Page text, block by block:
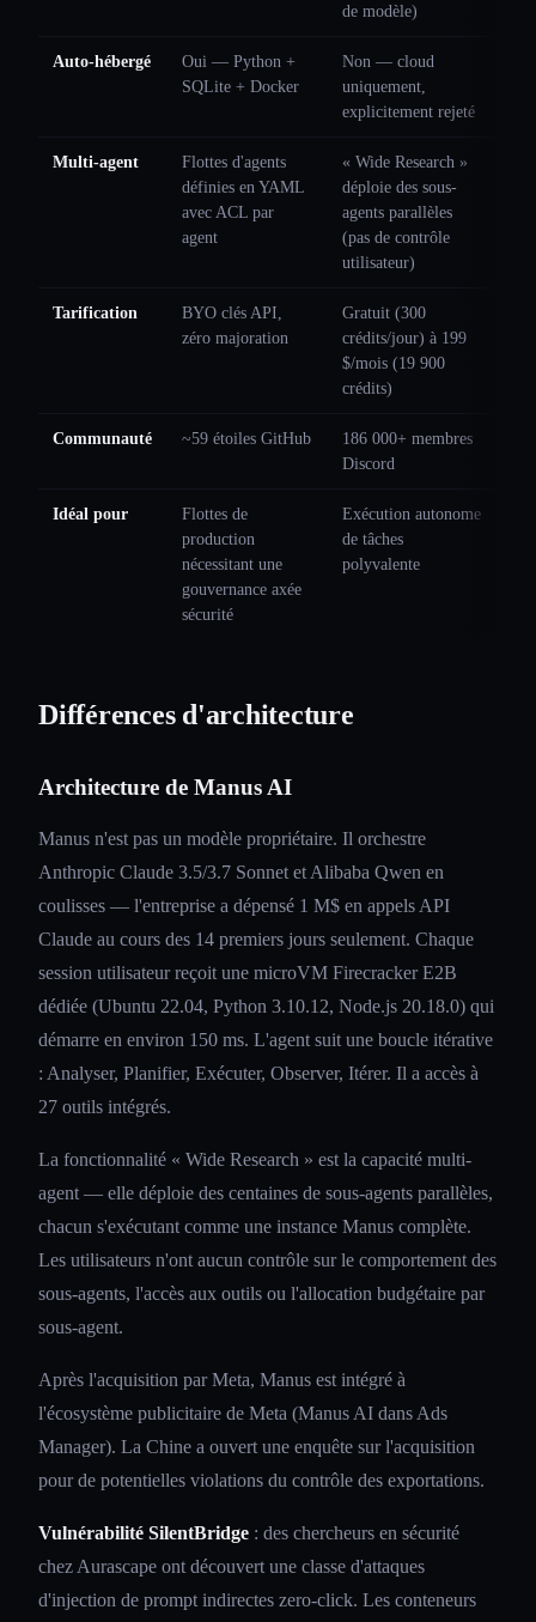
de modèle)
Auto-hébergé
Oui — Python +
SQLite + Docker
Non — cloud
uniquement,
explicitement rejeté
Multi-agent
Flottes d'agents
définies en YAML
avec ACL par
agent
« Wide Research »
déploie des sous-
agents parallèles
(pas de contrôle
utilisateur)
Tarification
BYO clés API,
zéro majoration
Gratuit (300
crédits/jour) à 199
$/mois (19 900
crédits)
Communauté ~59 étoiles GitHub
186 000+ membres
Discord
Idéal pour
Flottes de
production
nécessitant une
gouvernance axée
sécurité
Exécution autonome
de tâches
polyvalente
Différences d'architecture
Architecture de Manus AI
Manus n'est pas un modèle propriétaire. Il orchestre
Anthropic Claude 3.5/3.7 Sonnet et Alibaba Qwen en
coulisses — l'entreprise a dépensé 1 M$ en appels API
Claude au cours des 14 premiers jours seulement. Chaque
session utilisateur reçoit une microVM Firecracker E2B
dédiée (Ubuntu 22.04, Python 3.10.12, Node.js 20.18.0) qui
démarre en environ 150 ms. L'agent suit une boucle itérative
: Analyser, Planifier, Exécuter, Observer, Itérer. Il a accès à
27 outils intégrés.
La fonctionnalité « Wide Research » est la capacité multi-
agent — elle déploie des centaines de sous-agents parallèles,
chacun s'exécutant comme une instance Manus complète.
Les utilisateurs n'ont aucun contrôle sur le comportement des
sous-agents, l'accès aux outils ou l'allocation budgétaire par
sous-agent.
Après l'acquisition par Meta, Manus est intégré à
l'écosystème publicitaire de Meta (Manus AI dans Ads
Manager). La Chine a ouvert une enquête sur l'acquisition
pour de potentielles violations du contrôle des exportations.
Vulnérabilité SilentBridge : des chercheurs en sécurité
chez Aurascape ont découvert une classe d'attaques
d'injection de prompt indirectes zero-click. Les conteneurs